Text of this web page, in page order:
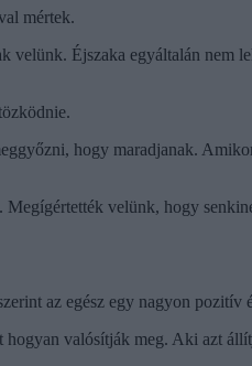
mértek.
Éjszaka egyáltalán nem
hogy maradjanak.
velünk, hogy
az egész egy nagyon pozitív
valósítják meg. Aki azt